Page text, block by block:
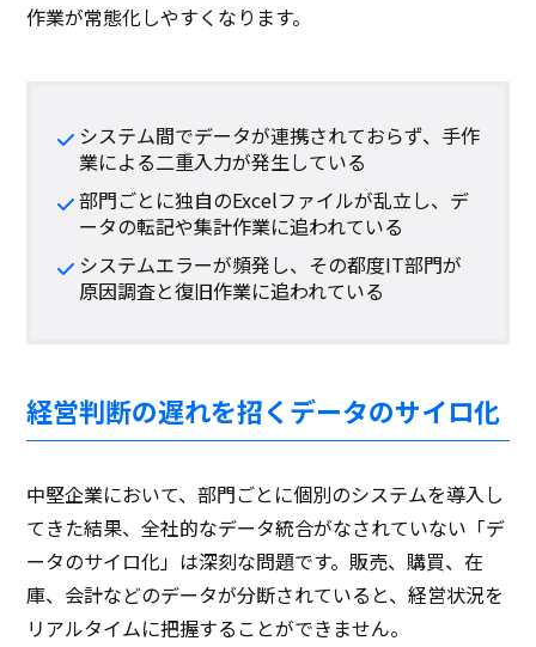
作業が常態化しやすくなります。
システム間でデータが連携されておらず、手作
業による二重入力が発生している
部門ごとに独自のExcelファイルが乱立し、デ
ータの転記や集計作業に追われている
システムエラーが頻発し、その都度IT部門が
原因調査と復旧作業に追われている
経営判断の遅れを招くデータのサイロ化
中堅企業において、部門ごとに個別のシステムを導入し
てきた結果、全社的なデータ統合がなされていない「デ
ータのサイロ化」は深刻な問題です。販売、購買、在
庫、会計などのデータが分断されていると、経営状況を
リアルタイムに把握することができません。